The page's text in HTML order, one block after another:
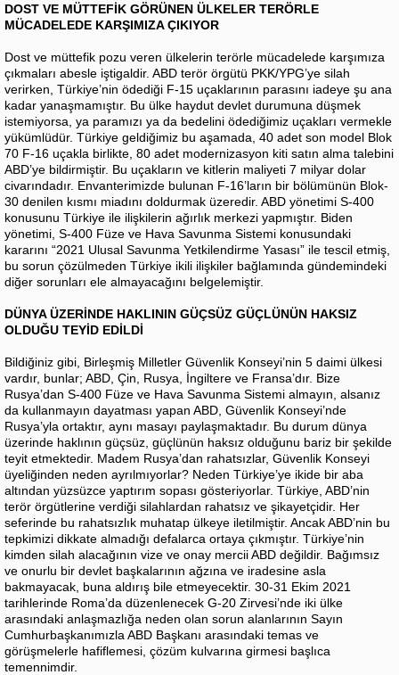
DOST VE MÜTTEFİK GÖRÜNEN ÜLKELER TERÖRLE
MÜCADELEDE KARŞIMIZA ÇIKIYOR
Dost ve müttefik pozu veren ülkelerin terörle mücadelede karşımıza
çıkmaları abesle iştigaldir. ABD terör örgütü PKK/YPG’ye silah
verirken, Türkiye’nin ödediği F-15 uçaklarının parasını iadeye şu ana
kadar yanaşmamıştır. Bu ülke haydut devlet durumuna düşmek
istemiyorsa, ya paramızı ya da bedelini ödediğimiz uçakları vermekle
yükümlüdür. Türkiye geldiğimiz bu aşamada, 40 adet son model Blok
70 F-16 uçakla birlikte, 80 adet modernizasyon kiti satın alma talebini
ABD’ye bildirmiştir. Bu uçakların ve kitlerin maliyeti 7 milyar dolar
civarındadır. Envanterimizde bulunan F-16’ların bir bölümünün Blok-
30 denilen kısmı miadını doldurmak üzeredir. ABD yönetimi S-400
konusunu Türkiye ile ilişkilerin ağırlık merkezi yapmıştır. Biden
yönetimi, S-400 Füze ve Hava Savunma Sistemi konusundaki
kararını “2021 Ulusal Savunma Yetkilendirme Yasası” ile tescil etmiş,
bu sorun çözülmeden Türkiye ikili ilişkiler bağlamında gündemindeki
diğer sorunları ele almayacağını belgelemiştir.
DÜNYA ÜZERİNDE HAKLININ GÜÇSÜZ GÜÇLÜNÜN HAKSIZ
OLDUĞU TEYİD EDİLDİ
Bildiğiniz gibi, Birleşmiş Milletler Güvenlik Konseyi’nin 5 daimi ülkesi
vardır, bunlar; ABD, Çin, Rusya, İngiltere ve Fransa’dır. Bize
Rusya’dan S-400 Füze ve Hava Savunma Sistemi almayın, alsanız
da kullanmayın dayatması yapan ABD, Güvenlik Konseyi’nde
Rusya’yla ortaktır, aynı masayı paylaşmaktadır. Bu durum dünya
üzerinde haklının güçsüz, güçlünün haksız olduğunu bariz bir şekilde
teyit etmektedir. Madem Rusya’dan rahatsızlar, Güvenlik Konseyi
üyeliğinden neden ayrılmıyorlar? Neden Türkiye’ye ikide bir aba
altından yüzsüzce yaptırım sopası gösteriyorlar. Türkiye, ABD’nin
terör örgütlerine verdiği silahlardan rahatsız ve şikayetçidir. Her
seferinde bu rahatsızlık muhatap ülkeye iletilmiştir. Ancak ABD’nin bu
tepkimizi dikkate almadığı defalarca ortaya çıkmıştır. Türkiye’nin
kimden silah alacağının vize ve onay mercii ABD değildir. Bağımsız
ve onurlu bir devlet başkalarının ağzına ve iradesine asla
bakmayacak, buna aldırış bile etmeyecektir. 30-31 Ekim 2021
tarihlerinde Roma’da düzenlenecek G-20 Zirvesi’nde iki ülke
arasındaki anlaşmazlığa neden olan sorun alanlarının Sayın
Cumhurbaşkanımızla ABD Başkanı arasındaki temas ve
görüşmelerle hafiflemesi, çözüm kulvarına girmesi başlıca
temennimdir.